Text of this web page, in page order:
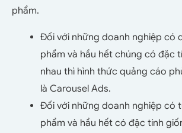
phẩm.
Đối với những doanh nghiệp có
phẩm và hầu hết chúng có đặc
nhau thì hình thức quảng cáo
là Carousel Ads.
Đối với những doanh nghiệp có
phẩm và hầu hết có đặc tính